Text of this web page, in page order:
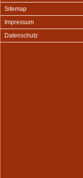
Sitemap
Impressum
Datenschutz